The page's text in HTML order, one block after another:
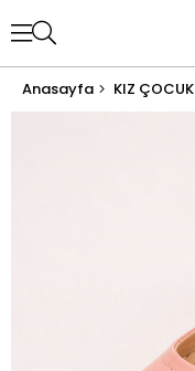
Anasayfa KIZ ÇOCUK